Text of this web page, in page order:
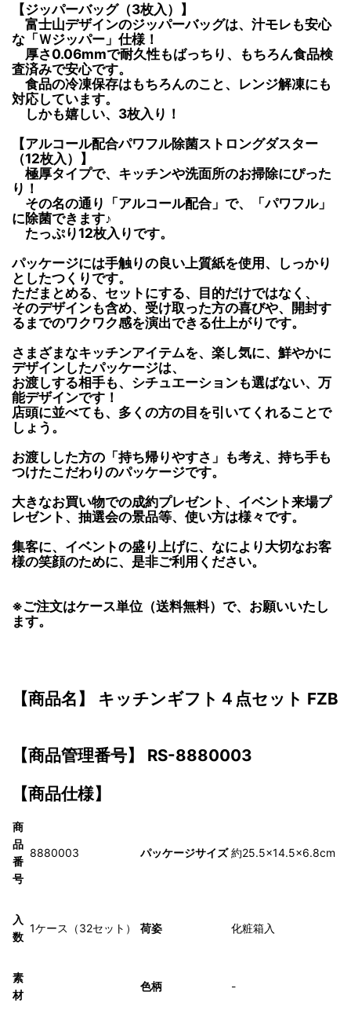
【ジッパーバッグ（3枚入）】
富士山デザインのジッパーバッグは、汁モレも安心
な「Ｗジッパー」仕様！
厚さ0.06mmで耐久性もばっちり、もちろん食品検
査済みで安心です。
食品の冷凍保存はもちろんのこと、レンジ解凍にも
対応しています。
しかも嬉しい、3枚入り！
【アルコール配合パワフル除菌ストロングダスター
（12枚入）】
極厚タイプで、キッチンや洗面所のお掃除にぴった
り！
その名の通り「アルコール配合」で、「パワフル」
に除菌できます♪
たっぷり12枚入りです。
パッケージには手触りの良い上質紙を使用、しっかり
としたつくりです。
ただまとめる、セットにする、目的だけではなく、
そのデザインも含め、受け取った方の喜びや、開封す
るまでのワクワク感を演出できる仕上がりです。
さまざまなキッチンアイテムを、楽し気に、鮮やかに
デザインしたパッケージは、
お渡しする相手も、シチュエーションも選ばない、万
能デザインです！
店頭に並べても、多くの方の目を引いてくれることで
しょう。
お渡しした方の「持ち帰りやすさ」も考え、持ち手も
つけたこだわりのパッケージです。
大きなお買い物での成約プレゼント、イベント来場プ
レゼント、抽選会の景品等、使い方は様々です。
集客に、イベントの盛り上げに、なにより大切なお客
様の笑顔のために、是非ご利用ください。
※ご注文はケース単位（送料無料）で、お願いいたし
ます。
【商品名】 キッチンギフト４点セット FZB
【商品管理番号】 RS-8880003
【商品仕様】
商
品
番
号
8880003 パッケージサイズ 約25.5×14.5×6.8cm
入
数
1ケース（32セット） 荷姿 化粧箱入
素
材
色柄 -